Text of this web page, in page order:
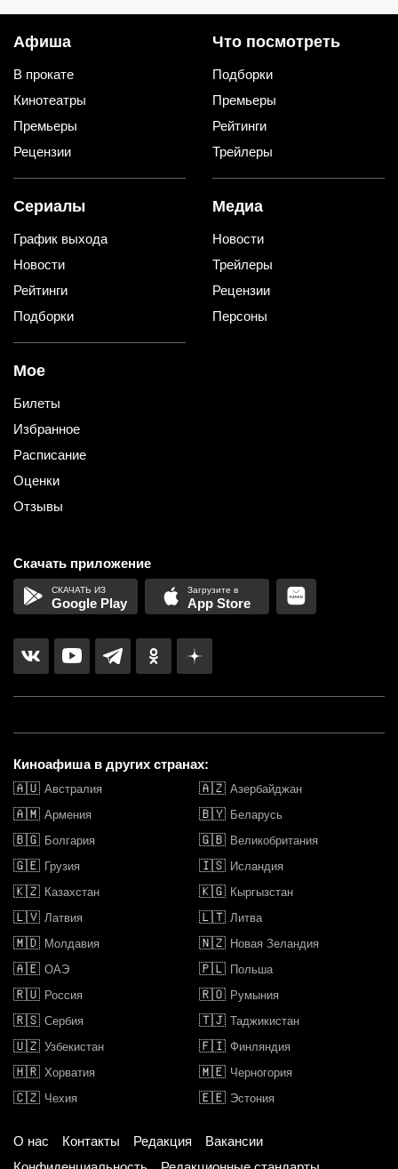
Афиша
В прокате
Кинотеатры
Премьеры
Рецензии
Что посмотреть
Подборки
Премьеры
Рейтинги
Трейлеры
Сериалы
График выхода
Новости
Рейтинги
Подборки
Медиа
Новости
Трейлеры
Рецензии
Персоны
Мое
Билеты
Избранное
Расписание
Оценки
Отзывы
Скачать приложение
Google Play App Store
Киноафиша в других странах:
🇦🇺 Австралия 🇦🇿 Азербайджан
🇦🇲 Армения 🇧🇾 Беларусь
🇧🇬 Болгария 🇬🇧 Великобритания
🇬🇪 Грузия 🇮🇸 Исландия
🇰🇿 Казахстан 🇰🇬 Кыргызстан
🇱🇻 Латвия 🇱🇹 Литва
🇲🇩 Молдавия 🇳🇿 Новая Зеландия
🇦🇪 ОАЭ 🇵🇱 Польша
🇷🇺 Россия 🇷🇴 Румыния
🇷🇸 Сербия 🇹🇯 Таджикистан
🇺🇿 Узбекистан 🇫🇮 Финляндия
🇭🇷 Хорватия 🇲🇪 Черногория
🇨🇿 Чехия 🇪🇪 Эстония
О нас Контакты Редакция
Вакансии